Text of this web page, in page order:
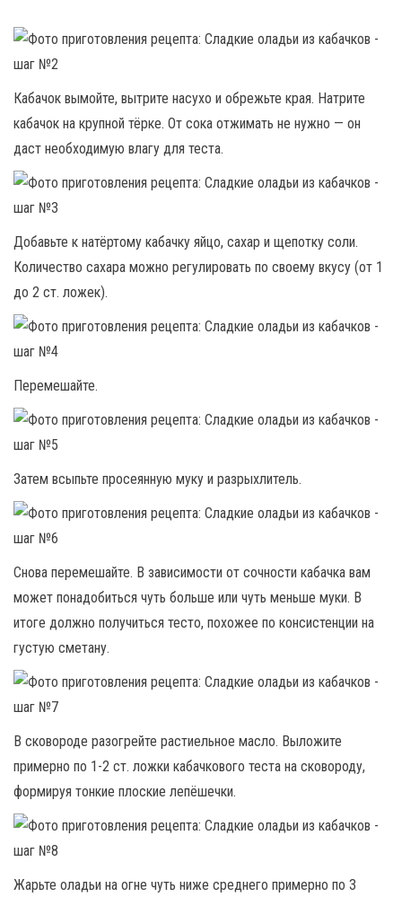
Кабачок вымойте, вытрите насухо и обрежьте края. Натрите
кабачок на крупной тёрке. От сока отжимать не нужно — он
даст необходимую влагу для теста.
Добавьте к натёртому кабачку яйцо, сахар и щепотку соли.
Количество сахара можно регулировать по своему вкусу (от 1
до 2 ст. ложек).
Перемешайте.
Затем всыпьте просеянную муку и разрыхлитель.
Снова перемешайте. В зависимости от сочности кабачка вам
может понадобиться чуть больше или чуть меньше муки. В
итоге должно получиться тесто, похожее по консистенции на
густую сметану.
В сковороде разогрейте растиельное масло. Выложите
примерно по 1-2 ст. ложки кабачкового теста на сковороду,
формируя тонкие плоские лепёшечки.
Жарьте оладьи на огне чуть ниже среднего примерно по 3